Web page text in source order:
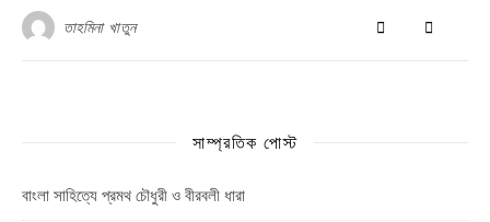
তাহমিনা খাতুন
সাম্প্রতিক পোস্ট
বাংলা সাহিত্যে প্রমথ চৌধুরী ও বীরবলী ধারা